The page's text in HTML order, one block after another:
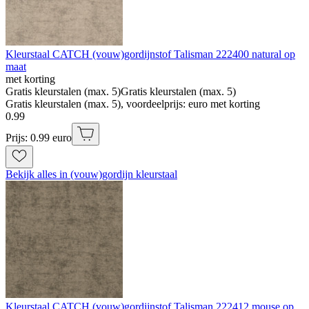
Kleurstaal CATCH (vouw)gordijnstof Talisman 222400 natural op
maat
met korting
Gratis kleurstalen (max. 5)Gratis kleurstalen (max. 5)
Gratis kleurstalen (max. 5), voordeelprijs: euro met korting
0.99
Prijs: 0.99 euro
Bekijk alles in (vouw)gordijn kleurstaal
Kleurstaal CATCH (vouw)gordijnstof Talisman 222412 mouse op